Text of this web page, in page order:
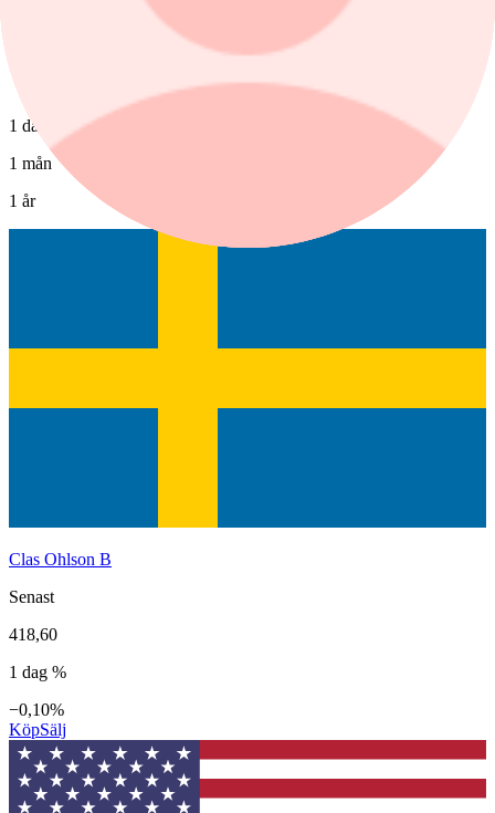
1 dag
1 mån
1 år
Clas Ohlson B
Senast
418,60
1 dag %
−0,10%
KöpSälj